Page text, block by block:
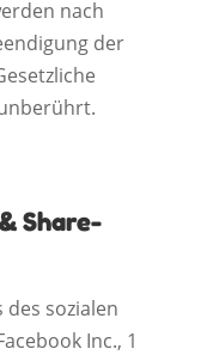
nach
der
Share-
sozialen
Inc., 1